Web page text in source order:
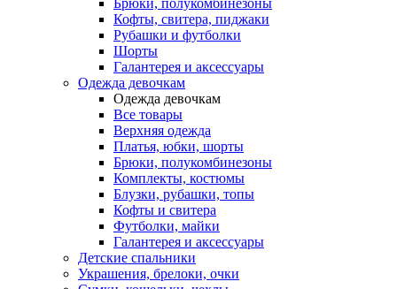
Брюки, полукомбинезоны
Кофты, свитера, пиджаки
Рубашки и футболки
Шорты
Галантерея и аксессуары
Одежда девочкам
Одежда девочкам
Все товары
Верхняя одежда
Платья, юбки, шорты
Брюки, полукомбинезоны
Комплекты, костюмы
Блузки, рубашки, топы
Кофты и свитера
Футболки, майки
Галантерея и аксессуары
Детские спальники
Украшения, брелоки, очки